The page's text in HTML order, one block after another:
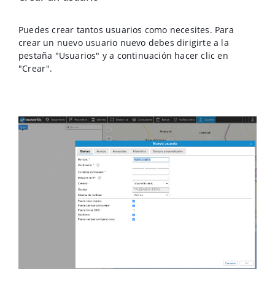
Puedes crear tantos usuarios como necesites. Para
crear un nuevo usuario nuevo debes dirigirte a la
pestaña "Usuarios" y a continuación hacer clic en
"Crear".